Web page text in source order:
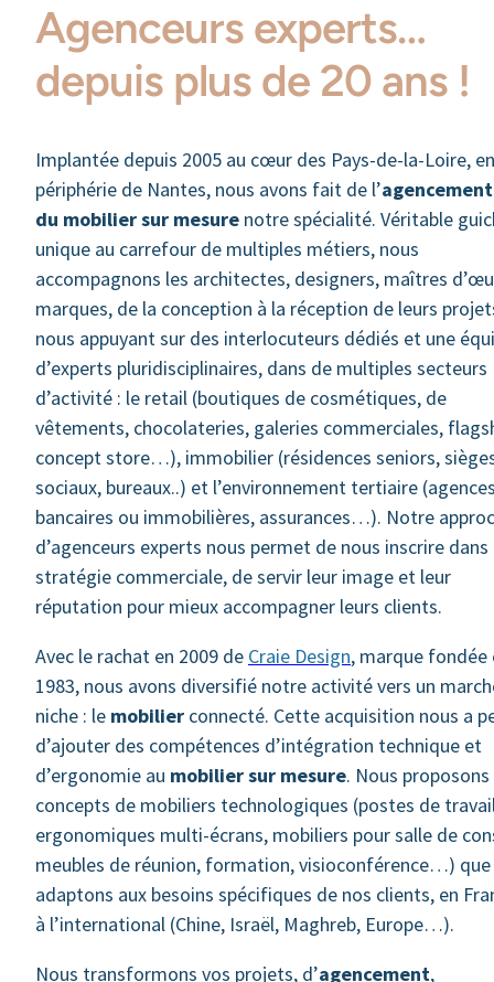
Agenceurs experts…
depuis plus de 20 ans !
Implantée depuis 2005 au cœur des Pays-de-la-Loire, en
périphérie de Nantes, nous avons fait de l’
du mobilier sur mesure notre spécialité. Véritable
unique au carrefour de multiples métiers, nous
accompagnons les architectes, designers, maîtres
marques, de la conception à la réception de leurs
nous appuyant sur des interlocuteurs dédiés et une
d’experts pluridisciplinaires, dans de multiples secteurs
d’activité : le retail (boutiques de cosmétiques, de
vêtements, chocolateries, galeries commerciales,
concept store…), immobilier (résidences seniors,
sociaux, bureaux..) et l’environnement tertiaire
bancaires ou immobilières, assurances…). Notre
d’agenceurs experts nous permet de nous inscrire dans
stratégie commerciale, de servir leur image et leur
réputation pour mieux accompagner leurs clients.
Avec le rachat en 2009 de Craie Design, marque fondée
1983, nous avons diversifié notre activité vers un
niche : le mobilier connecté. Cette acquisition nous a
d’ajouter des compétences d’intégration technique et
d’ergonomie au mobilier sur mesure. Nous
concepts de mobiliers technologiques (postes de
ergonomiques multi-écrans, mobiliers pour salle de
meubles de réunion, formation, visioconférence…) que
adaptons aux besoins spécifiques de nos clients, en
à l’international (Chine, Israël, Maghreb, Europe…).
Nous transformons vos projets, d’agencement,